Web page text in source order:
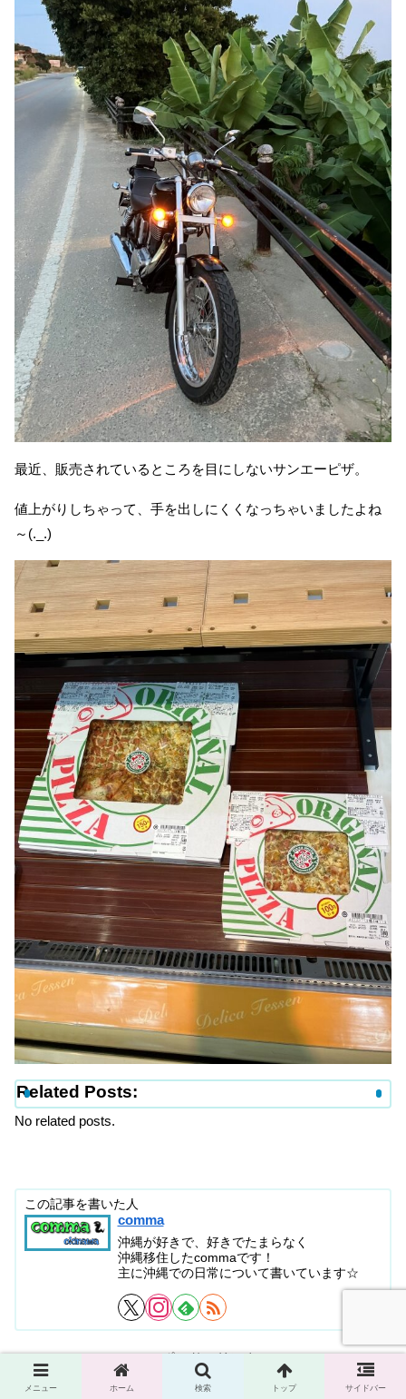
最近、販売されているところを目にしないサンエーピザ。
値上がりしちゃって、手を出しにくくなっちゃいましたよね
～(._.)
Related Posts:
No related posts.
この記事を書いた人
comma
沖縄が好きで、好きでたまらなく
沖縄移住したcommaです！
主に沖縄での日常について書いています☆
スポンサーリンク
メニュー ホーム 検索 トップ サイドバー